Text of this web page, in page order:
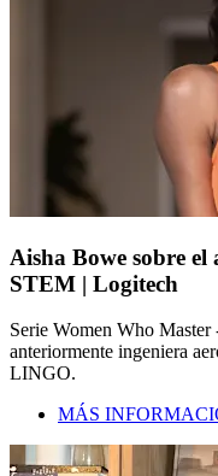
Aisha Bowe sobre el
STEM | Logitech
Serie Women Who
anteriormente ingeniera
LINGO.
MÁS